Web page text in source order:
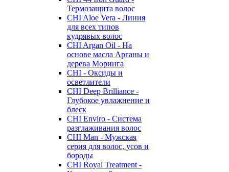
Термозащита волос
CHI Aloe Vera - Линия
для всех типов
кудрявых волос
CHI Argan Oil - На
основе масла Арганы и
дерева Моринга
CHI - Оксиды и
осветлители
CHI Deep Brilliance -
Глубокое увлажнение и
блеск
CHI Enviro - Система
разглаживания волос
CHI Man - Мужская
серия для волос, усов и
бороды
CHI Royal Treatment -